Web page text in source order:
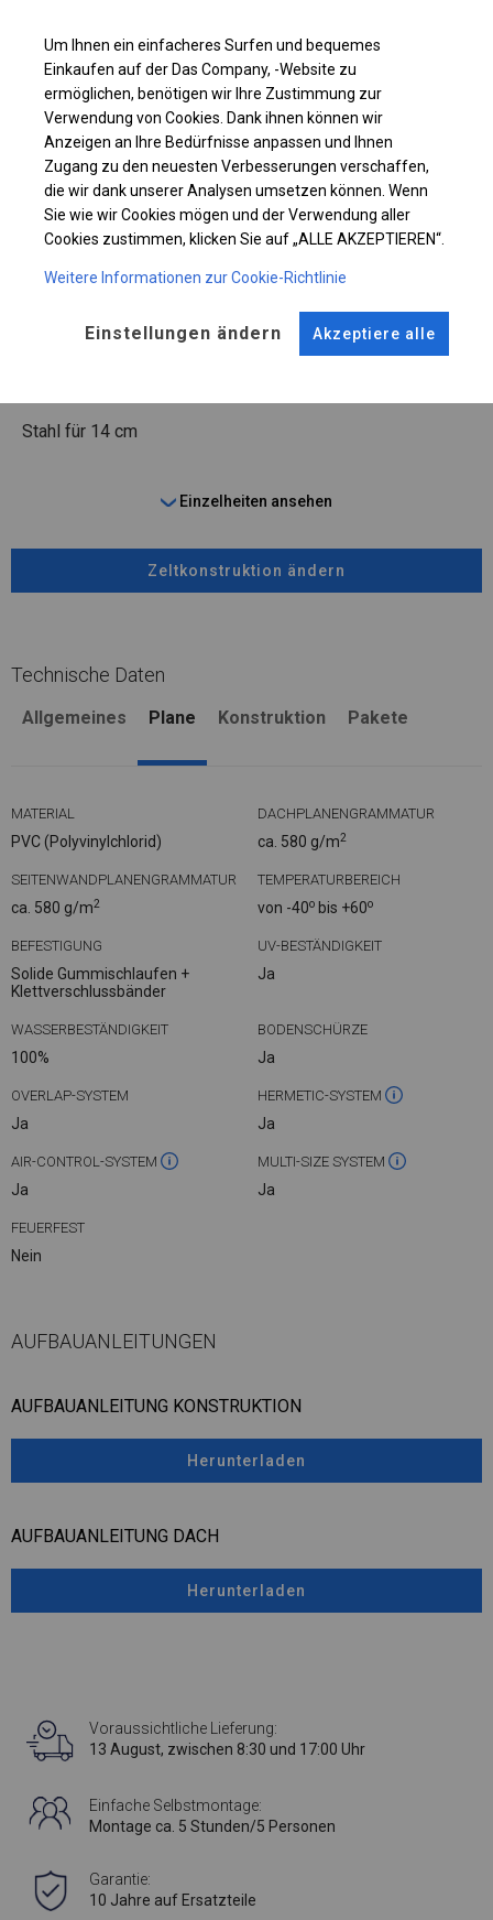
Plane ändern
KONSTRUKTION
WINTER
Stahl ca.fi 54 mm
Stahl für 14 cm
Einzelheiten ansehen
Zeltkonstruktion ändern
Technische Daten
Allgemeines Plane Konstruktion Pakete
MATERIAL
PVC (Polyvinylchlorid)
DACHPLANENGRAMMATUR
ca. 580 g/m2
SEITENWANDPLANENGRAMMATUR
ca. 580 g/m2
TEMPERATURBEREICH
von -40o bis +60o
BEFESTIGUNG
Solide Gummischlaufen +
Klettverschlussbänder
UV-BESTÄNDIGKEIT
Ja
WASSERBESTÄNDIGKEIT
100%
BODENSCHÜRZE
Ja
OVERLAP-SYSTEM
Ja
HERMETIC-SYSTEM
Ja
AIR-CONTROL-SYSTEM
Ja
MULTI-SIZE SYSTEM
Ja
FEUERFEST
Nein
AUFBAUANLEITUNGEN
AUFBAUANLEITUNG KONSTRUKTION
Herunterladen
AUFBAUANLEITUNG DACH
Herunterladen
Voraussichtliche Lieferung:
13 August, zwischen 8:30 und 17:00 Uhr
Einfache Selbstmontage:
Montage ca. 5 Stunden/5 Personen
Garantie:
10 Jahre auf Ersatzteile
Um Ihnen ein einfacheres Surfen und bequemes
Einkaufen auf der Das Company, -Website zu
ermöglichen, benötigen wir Ihre Zustimmung zur
Verwendung von Cookies. Dank ihnen können wir
Anzeigen an Ihre Bedürfnisse anpassen und Ihnen
Zugang zu den neuesten Verbesserungen verschaffen,
die wir dank unserer Analysen umsetzen können. Wenn
Sie wie wir Cookies mögen und der Verwendung aller
Cookies zustimmen, klicken Sie auf „ALLE AKZEPTIEREN“.
Weitere Informationen zur Cookie-Richtlinie
Einstellungen ändern Akzeptiere alle